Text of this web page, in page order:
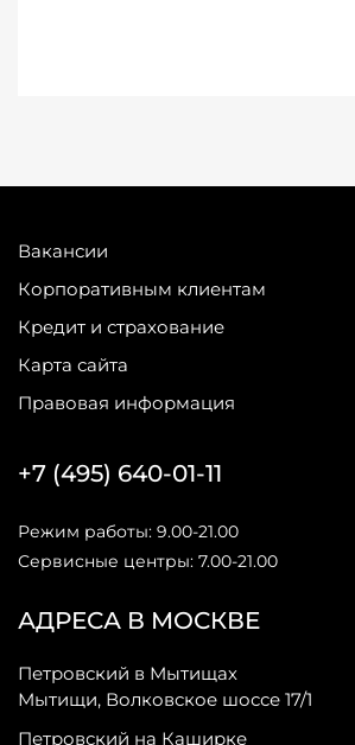
Вакансии
Корпоративным клиентам
Кредит и страхование
Карта сайта
Правовая информация
АДРЕСА В МОСКВЕ
Петровский в Мытищах
Мытищи, Волковское шоссе 17/1
Петровский на Каширке
+7 (495) 640-01-11
Режим работы: 9.00-21.00
Сервисные центры: 7.00-21.00